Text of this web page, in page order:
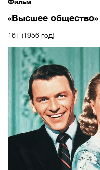
«Высшее общество»
16+ (1956 год)